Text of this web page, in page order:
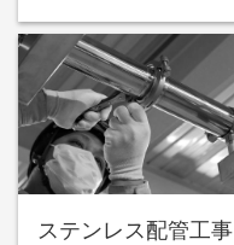
ステンレス配管工事